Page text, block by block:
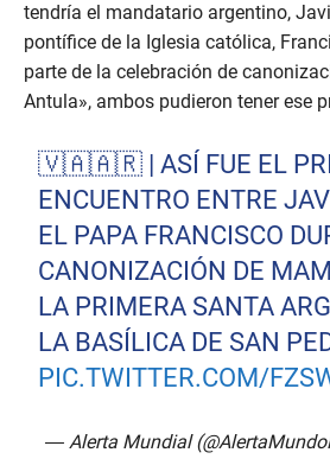
tendría el mandatario argentino,
pontífice de la Iglesia católica,
parte de la celebración de
Antula», ambos pudieron tener ese
🇻🇦🇦🇷 | ASÍ FUE EL
ENCUENTRO ENTRE
EL PAPA FRANCISCO
CANONIZACIÓN DE
LA PRIMERA SANTA
LA BASÍLICA DE SAN
PIC.TWITTER.COM/
— Alerta Mundial